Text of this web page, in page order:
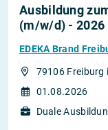
Ausbildung
(m/w/d) - 2026
EDEKA Brand
79106 Freiburg
01.08.2026
Duale